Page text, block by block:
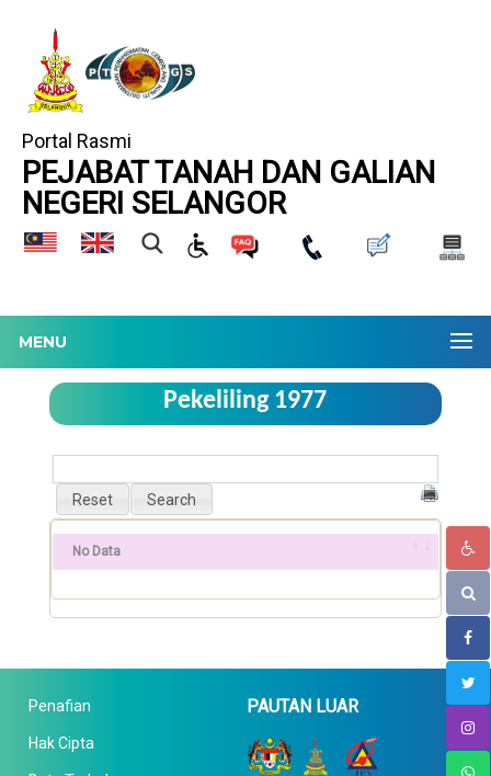
Portal Rasmi
PEJABAT TANAH DAN GALIAN
NEGERI SELANGOR
MENU
Pekeliling 1977
No Data
Penafian
Hak Cipta
PAUTAN LUAR